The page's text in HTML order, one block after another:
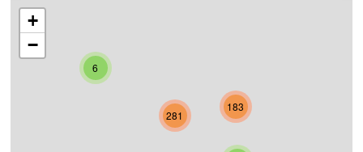
31
Aujourd'hui
183
281
6
+
−